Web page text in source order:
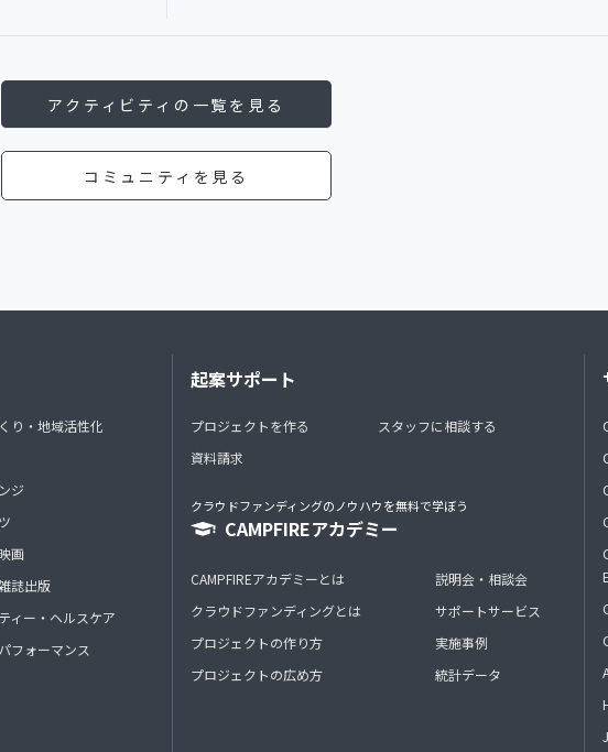
アクティビティの一覧を見る
コミュニティを見る
り・地域活性化
ジ
画
誌出版
ィー・ヘルスケア
フォーマンス
起案サポート
プロジェクトを作る
資料請求
スタッフに相談する
クラウドファンディングのノウハウを無料で学ぼう
CAMPFIREアカデミー
CAMPFIREアカデミーとは
クラウドファンディングとは
プロジェクトの作り方
プロジェクトの広め方
説明会・相談会
サポートサービス
実施事例
統計データ